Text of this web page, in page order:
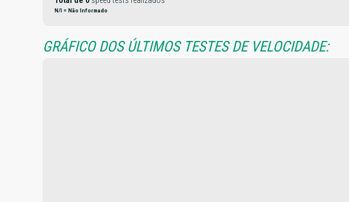
N/I = Não Informado
GRÁFICO DOS ÚLTIMOS TESTES DE VELOCIDADE: